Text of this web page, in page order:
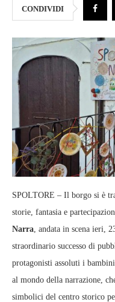
CONDIVIDI
SPOLTORE – Il borgo si è
storie, fantasia e
Narra, andata in scena ieri,
straordinario successo di
protagonisti assoluti i
al mondo della narrazione,
simbolici del centro storico